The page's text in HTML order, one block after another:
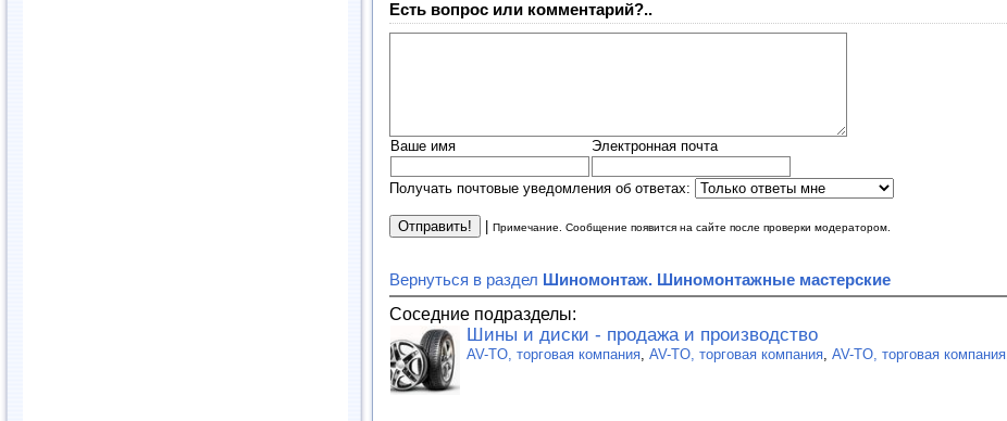
Есть вопрос или комментарий?..
Ваше имя Электронная почта
Получать почтовые уведомления об ответах:
Примечание. Сообщение появится на сайте после проверки модератором.
Вернуться в раздел Шиномонтаж. Шиномонтажные мастерские
Соседние подразделы:
Шины и диски - продажа и производство
AV-TO, торговая компания AV-TO, торговая компания AV-TO, торговая компания